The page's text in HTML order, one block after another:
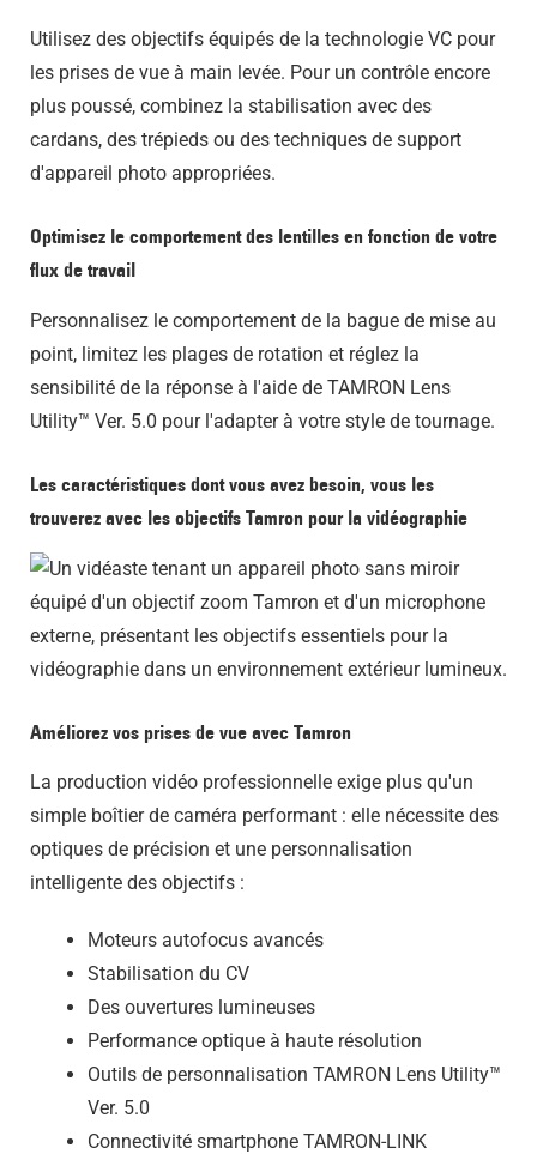
Utilisez des objectifs équipés de la technologie VC pour
les prises de vue à main levée. Pour un contrôle encore
plus poussé, combinez la stabilisation avec des
cardans, des trépieds ou des techniques de support
d'appareil photo appropriées.
Optimisez le comportement des lentilles en fonction de votre
flux de travail
Personnalisez le comportement de la bague de mise au
point, limitez les plages de rotation et réglez la
sensibilité de la réponse à l'aide de TAMRON Lens
Utility™ Ver. 5.0 pour l'adapter à votre style de tournage.
Les caractéristiques dont vous avez besoin, vous les
trouverez avec les objectifs Tamron pour la vidéographie
Améliorez vos prises de vue avec Tamron
La production vidéo professionnelle exige plus qu'un
simple boîtier de caméra performant : elle nécessite des
optiques de précision et une personnalisation
intelligente des objectifs :
Moteurs autofocus avancés
Stabilisation du CV
Des ouvertures lumineuses
Performance optique à haute résolution
Outils de personnalisation TAMRON Lens Utility™
Ver. 5.0
Connectivité smartphone TAMRON-LINK